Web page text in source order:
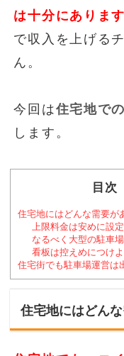
は十分にあります
で収入を上げる
ん。
今回は住宅地で
します。
目次
住宅地にはどんな需要が
上限料金は安めに設
なるべく大型の駐車
看板は控えめにつけよ
住宅街でも駐車場運営は
住宅地にはどん